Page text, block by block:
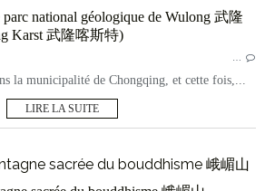
…
la municipalité de Chongqing, et cette fois,...
LIRE LA SUITE
sacrée du bouddhisme 峨嵋山